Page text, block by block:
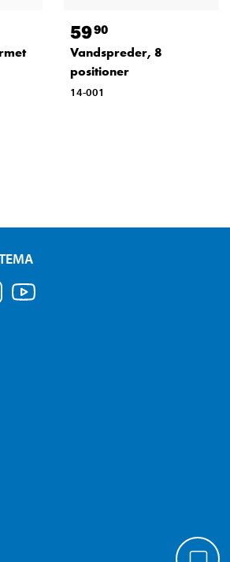
5990
Vandspreder, 8
positioner
14-001